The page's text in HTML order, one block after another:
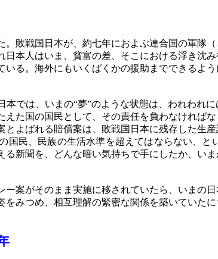
敗戦国日本が、約七年におよぶ連合国の軍隊
本人はいま、貧富の差、そこにおける浮き沈
いる。海外にもいくばくかの援助までできるよ
では、いまの“夢”のような状態は、われわれ
た国の国民として、その責任を負わなければ
よばれる賠償案は、敗戦国日本に残存した生
国民、民族の生活水準を超えてはならない、
る新聞を、どんな暗い気持ちで手にしたか、い
案がそのまま実施に移されていたら、いまの
みつめ、相互理解の緊密な関係を築いていた